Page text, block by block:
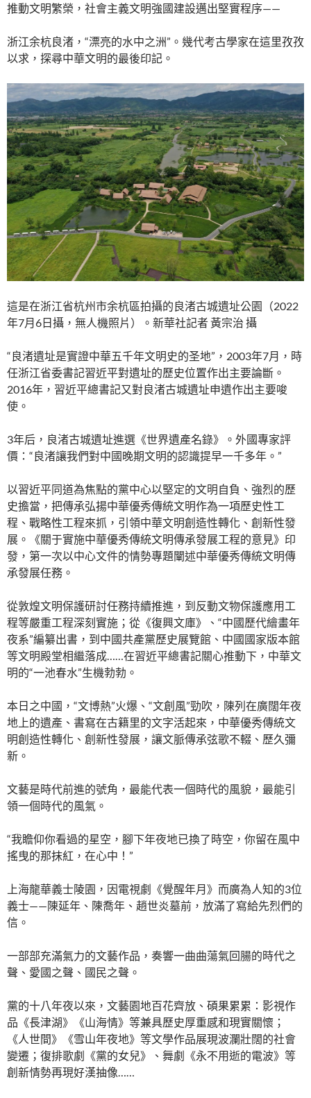
推動文明繁榮，社會主義文明強國建設邁出堅實程序——
浙江余杭良渚，“漂亮的水中之洲”。幾代考古學家在這里孜孜
以求，探尋中華文明的最後印記。
這是在浙江省杭州市余杭區拍攝的良渚古城遺址公園（2022
年7月6日攝，無人機照片）。新華社記者 黃宗治 攝
“良渚遺址是實證中華五千年文明史的圣地”，2003年7月，時
任浙江省委書記習近平對遺址的歷史位置作出主要論斷。
2016年，習近平總書記又對良渚古城遺址申遺作出主要唆
使。
3年后，良渚古城遺址進選《世界遺產名錄》。外國專家評
價：“良渚讓我們對中國晚期文明的認識提早一千多年。”
以習近平同道為焦點的黨中心以堅定的文明自負、強烈的歷
史擔當，把傳承弘揚中華優秀傳統文明作為一項歷史性工
程、戰略性工程來抓，引領中華文明創造性轉化、創新性發
展。《關于實施中華優秀傳統文明傳承發展工程的意見》印
發，第一次以中心文件的情勢專題闡述中華優秀傳統文明傳
承發展任務。
從敦煌文明保護研討任務持續推進，到反動文物保護應用工
程等嚴重工程深刻實施；從《復興文庫》、“中國歷代繪畫年
夜系”編纂出書，到中國共產黨歷史展覽館、中國國家版本館
等文明殿堂相繼落成……在習近平總書記關心推動下，中華文
明的“一池春水”生機勃勃。
本日之中國，“文博熱”火爆、“文創風”勁吹，陳列在廣闊年夜
地上的遺產、書寫在古籍里的文字活起來，中華優秀傳統文
明創造性轉化、創新性發展，讓文脈傳承弦歌不輟、歷久彌
新。
文藝是時代前進的號角，最能代表一個時代的風貌，最能引
領一個時代的風氣。
“我瞻仰你看過的星空，腳下年夜地已換了時空，你留在風中
搖曳的那抹紅，在心中！”
上海龍華義士陵園，因電視劇《覺醒年月》而廣為人知的3位
義士——陳延年、陳喬年、趙世炎墓前，放滿了寫給先烈們的
信。
一部部充滿氣力的文藝作品，奏響一曲曲蕩氣回腸的時代之
聲、愛國之聲、國民之聲。
黨的十八年夜以來，文藝園地百花齊放、碩果累累：影視作
品《長津湖》《山海情》等兼具歷史厚重感和現實關懷；
《人世間》《雪山年夜地》等文學作品展現波瀾壯闊的社會
變遷；復排歌劇《黨的女兒》、舞劇《永不用逝的電波》等
創新情勢再現好漢抽像……